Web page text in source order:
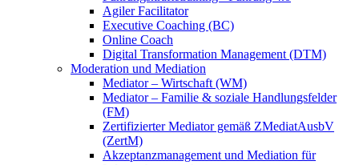
Agiler Facilitator
Executive Coaching (BC)
Online Coach
Digital Transformation Management (DTM)
Moderation und Mediation
Mediator – Wirtschaft (WM)
Mediator – Familie & soziale Handlungsfelder
(FM)
Zertifizierter Mediator gemäß ZMediatAusbV
(ZertM)
Akzeptanzmanagement und Mediation für